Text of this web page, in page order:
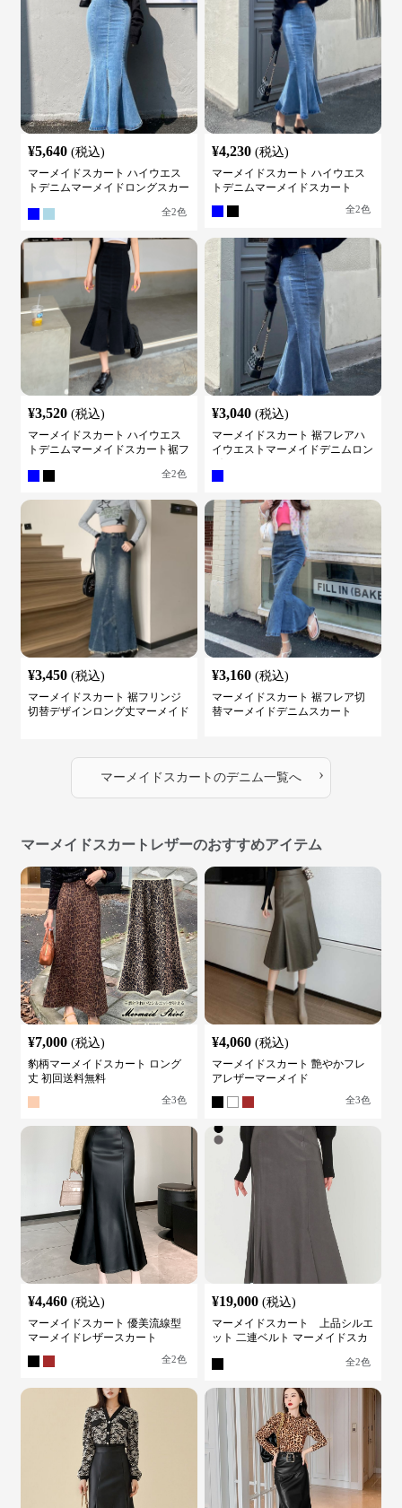
¥5,640 (税込)
マーメイドスカート ハイウエス
トデニムマーメイドロングスカー
全2色
¥4,230 (税込)
マーメイドスカート ハイウエス
トデニムマーメイドスカート
全2色
¥3,520 (税込)
マーメイドスカート ハイウエス
トデニムマーメイドスカート裾フ
全2色
¥3,040 (税込)
マーメイドスカート 裾フレアハ
イウエストマーメイドデニムロン
¥3,450 (税込)
マーメイドスカート 裾フリンジ
切替デザインロング丈マーメイド
¥3,160 (税込)
マーメイドスカート 裾フレア切
替マーメイドデニムスカート
マーメイドスカート のデニム一覧へ ›
マーメイドスカートレザーのおすすめアイテム
¥7,000 (税込)
豹柄マーメイドスカート ロング
丈 初回送料無料
全3色
¥4,060 (税込)
マーメイドスカート 艶やかフレ
アレザーマーメイド
全3色
¥4,460 (税込)
マーメイドスカート 優美流線型
マーメイドレザースカート
全2色
¥19,000 (税込)
マーメイドスカート 上品シルエ
ット 二連ベルト マーメイドスカ
全2色